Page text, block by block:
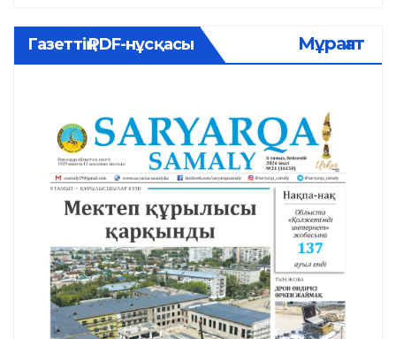
Газеттің PDF-нұсқасы Мұрағат